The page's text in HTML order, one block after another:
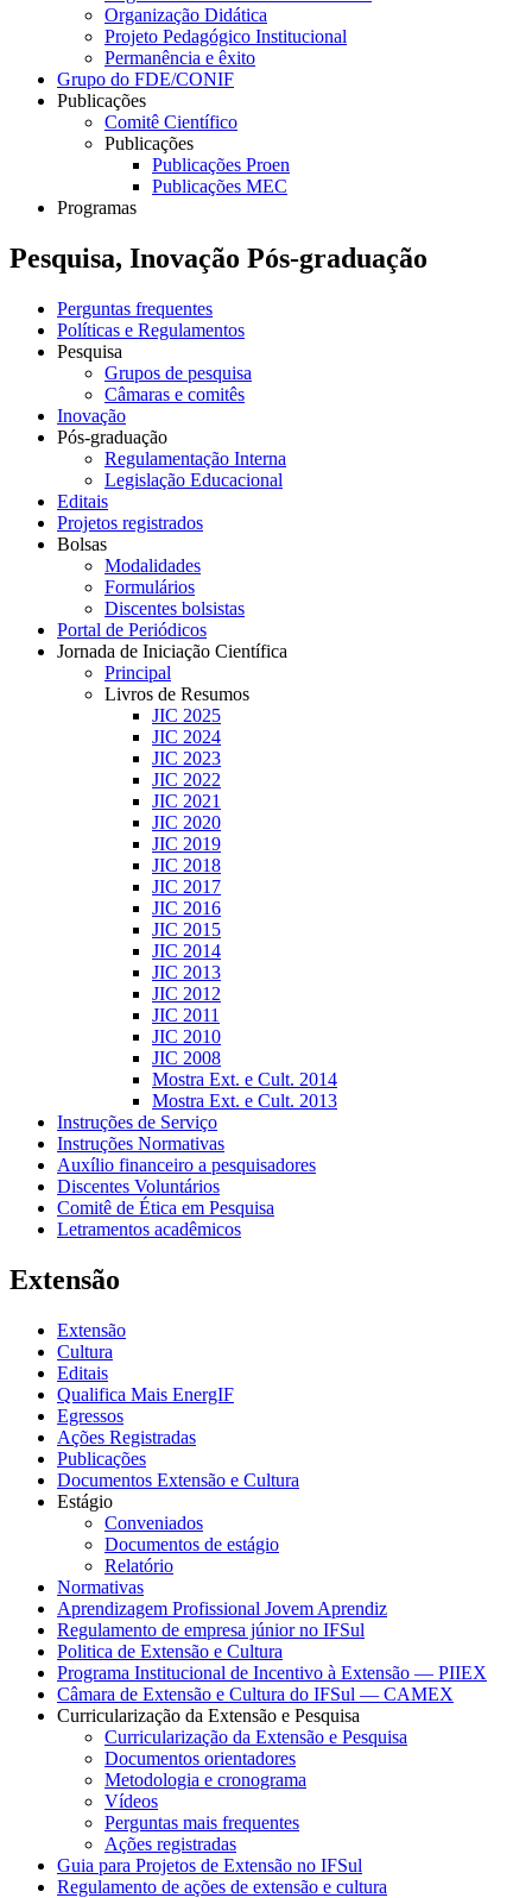
Organização Didática
Projeto Pedagógico Institucional
Permanência e êxito
Grupo do FDE/CONIF
Publicações
Comitê Científico
Publicações
Publicações Proen
Publicações MEC
Programas
Pesquisa, Inovação Pós-graduação
Perguntas frequentes
Políticas e Regulamentos
Pesquisa
Grupos de pesquisa
Câmaras e comitês
Inovação
Pós-graduação
Regulamentação Interna
Legislação Educacional
Editais
Projetos registrados
Bolsas
Modalidades
Formulários
Discentes bolsistas
Portal de Periódicos
Jornada de Iniciação Científica
Principal
Livros de Resumos
JIC 2025
JIC 2024
JIC 2023
JIC 2022
JIC 2021
JIC 2020
JIC 2019
JIC 2018
JIC 2017
JIC 2016
JIC 2015
JIC 2014
JIC 2013
JIC 2012
JIC 2011
JIC 2010
JIC 2008
Mostra Ext. e Cult. 2014
Mostra Ext. e Cult. 2013
Instruções de Serviço
Instruções Normativas
Auxílio financeiro a pesquisadores
Discentes Voluntários
Comitê de Ética em Pesquisa
Letramentos acadêmicos
Extensão
Extensão
Cultura
Editais
Qualifica Mais EnergIF
Egressos
Ações Registradas
Publicações
Documentos Extensão e Cultura
Estágio
Conveniados
Documentos de estágio
Relatório
Normativas
Aprendizagem Profissional Jovem Aprendiz
Regulamento de empresa júnior no IFSul
Politica de Extensão e Cultura
Programa Institucional de Incentivo à Extensão — PIIEX
Câmara de Extensão e Cultura do IFSul — CAMEX
Curricularização da Extensão e Pesquisa
Curricularização da Extensão e Pesquisa
Documentos orientadores
Metodologia e cronograma
Vídeos
Perguntas mais frequentes
Ações registradas
Guia para Projetos de Extensão no IFSul
Regulamento de ações de extensão e cultura